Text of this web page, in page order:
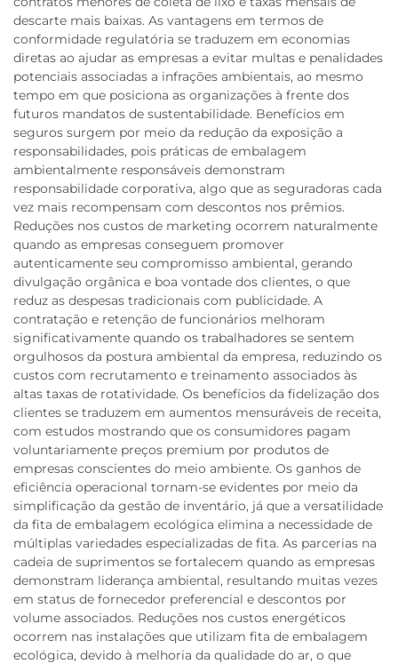
descarte mais baixas. As vantagens em termos de
conformidade regulatória se traduzem em economias
diretas ao ajudar as empresas a evitar multas e penalidades
potenciais associadas a infrações ambientais, ao mesmo
tempo em que posiciona as organizações à frente dos
futuros mandatos de sustentabilidade. Benefícios em
seguros surgem por meio da redução da exposição a
responsabilidades, pois práticas de embalagem
ambientalmente responsáveis demonstram
responsabilidade corporativa, algo que as seguradoras cada
vez mais recompensam com descontos nos prêmios.
Reduções nos custos de marketing ocorrem naturalmente
quando as empresas conseguem promover
autenticamente seu compromisso ambiental, gerando
divulgação orgânica e boa vontade dos clientes, o que
reduz as despesas tradicionais com publicidade. A
contratação e retenção de funcionários melhoram
significativamente quando os trabalhadores se sentem
orgulhosos da postura ambiental da empresa, reduzindo os
custos com recrutamento e treinamento associados às
altas taxas de rotatividade. Os benefícios da fidelização dos
clientes se traduzem em aumentos mensuráveis de receita,
com estudos mostrando que os consumidores pagam
voluntariamente preços premium por produtos de
empresas conscientes do meio ambiente. Os ganhos de
eficiência operacional tornam-se evidentes por meio da
simplificação da gestão de inventário, já que a versatilidade
da fita de embalagem ecológica elimina a necessidade de
múltiplas variedades especializadas de fita. As parcerias na
cadeia de suprimentos se fortalecem quando as empresas
demonstram liderança ambiental, resultando muitas vezes
em status de fornecedor preferencial e descontos por
volume associados. Reduções nos custos energéticos
ocorrem nas instalações que utilizam fita de embalagem
ecológica, devido à melhoria da qualidade do ar, o que